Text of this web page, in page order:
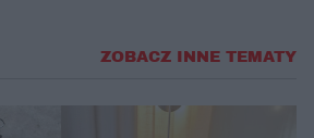
ZOBACZ INNE TEMATY